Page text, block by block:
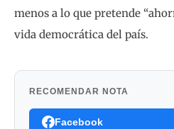
menos a lo que pretende
vida democrática del país.
RECOMENDAR NOTA
Facebook